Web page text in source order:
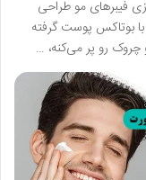
فیبرهای مو طراحی
بوتاکس پوست گرفته
رو پر می‌کنه، …